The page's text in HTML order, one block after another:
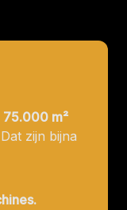
75.000 m²
zijn bijna